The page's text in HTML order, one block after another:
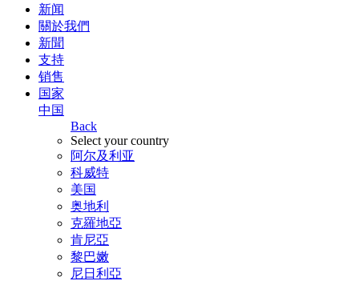
新闻
關於我們
新聞
支持
销售
国家
中国
Back
Select your country
阿尔及利亚
科威特
美国
奥地利
克羅地亞
肯尼亞
黎巴嫩
尼日利亞